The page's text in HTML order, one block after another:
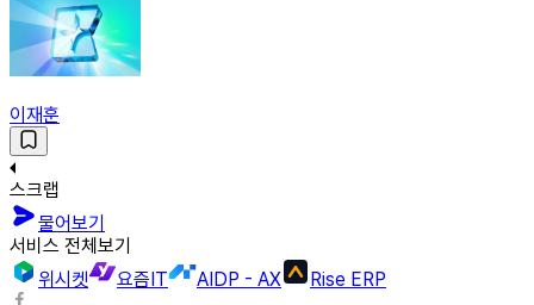
이재훈
스크랩
물어보기
서비스 전체보기
위시켓
요즘IT AIDP - AX Rise ERP